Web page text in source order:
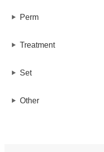
Perm
Treatment
Set
Other